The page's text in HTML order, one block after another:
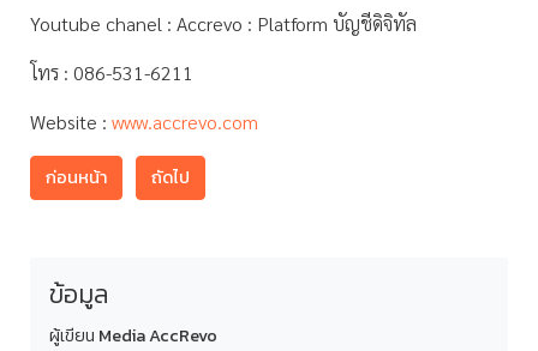
Youtube chanel : Accrevo : Platform บัญชีดิจิทัล
โทร : 086-531-6211
Website : www.accrevo.com
ก่อนหน้า ถัดไป
ข้อมูล
ผู้เขียน Media AccRevo